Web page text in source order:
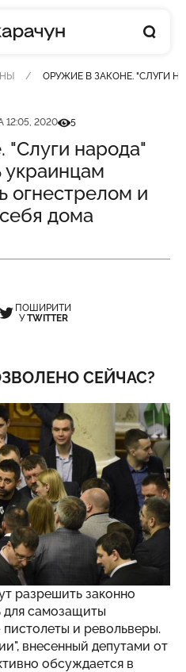
ОРУЖИЕ В ЗАКОНЕ. "СЛУГИ
12:05, 2020Кількість переглядів
5
"Слуги народа"
украинцам
огнестрелом и
дома
ПОШИРИТИ
УTWITTER
СЕЙЧАС?
разрешить законно
для самозащиты
и револьверы.
внесенный депутами от
обсуждается в